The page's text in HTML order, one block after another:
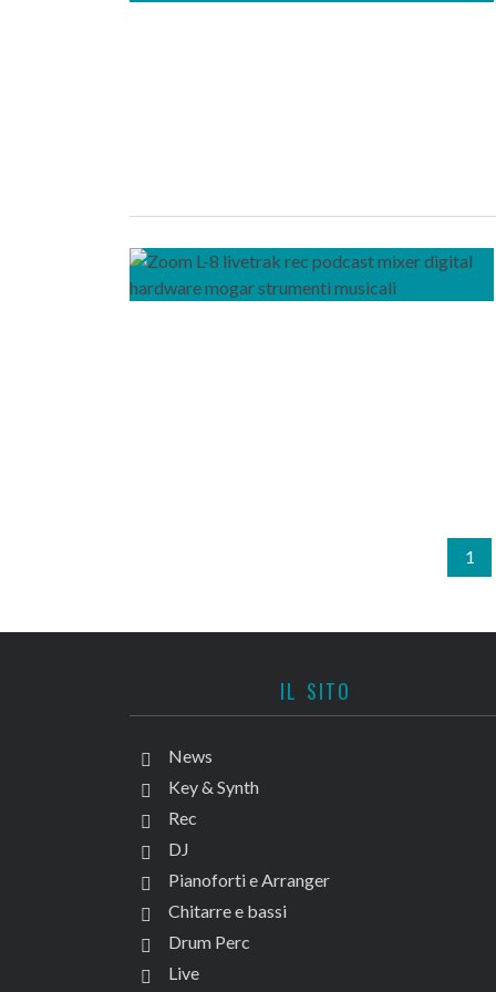
1
IL SITO
News
Key & Synth
Rec
DJ
Pianoforti e Arranger
Chitarre e bassi
Drum Perc
Live